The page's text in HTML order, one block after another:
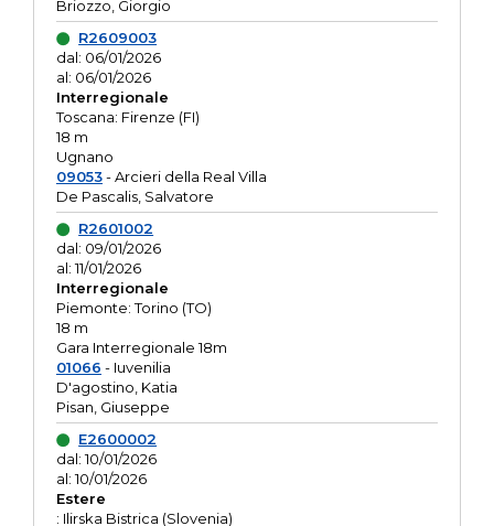
Briozzo, Giorgio
R2609003
dal: 06/01/2026
al: 06/01/2026
Interregionale
Toscana: Firenze (FI)
18 m
Ugnano
09053- Arcieri della Real Villa
De Pascalis, Salvatore
R2601002
dal: 09/01/2026
al: 11/01/2026
Interregionale
Piemonte: Torino (TO)
18 m
Gara Interregionale 18m
01066 - Iuvenilia
D'agostino, Katia
Pisan, Giuseppe
E2600002
dal: 10/01/2026
al: 10/01/2026
Estere
: Ilirska Bistrica (Slovenia)